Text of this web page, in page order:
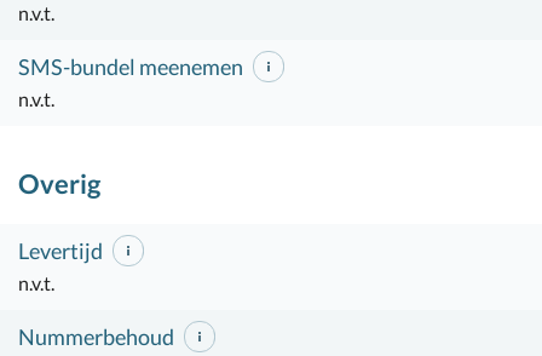
n.v.t.
SMS-bundel meenemen
n.v.t.
Overig
Levertijd
n.v.t.
Nummerbehoud